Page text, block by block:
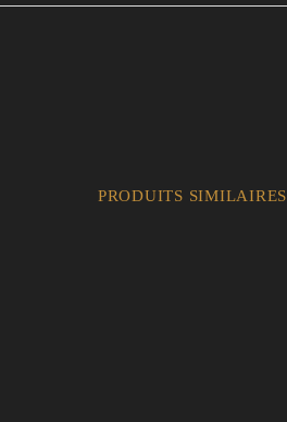
PRODUITS SIMILAIRES